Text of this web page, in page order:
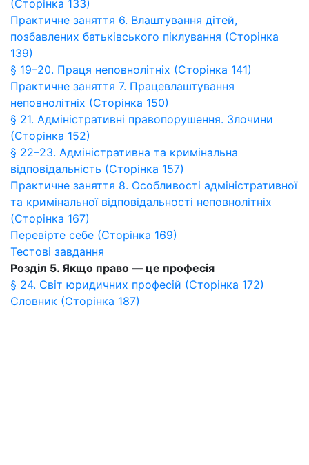
(Сторінка 133)
Практичне заняття 6. Влаштування дітей,
позбавлених батьківського піклування (Сторінка
139)
§ 19–20. Праця неповнолітніх (Сторінка 141)
Практичне заняття 7. Працевлаштування
неповнолітніх (Сторінка 150)
§ 21. Адміністративні правопорушення. Злочини
(Сторінка 152)
§ 22–23. Адміністративна та кримінальна
відповідальність (Сторінка 157)
Практичне заняття 8. Особливості адміністративної
та кримінальної відповідальності неповнолітніх
(Сторінка 167)
Перевірте себе (Сторінка 169)
Тестові завдання
Розділ 5. Якщо право — це професія
§ 24. Світ юридичних професій (Сторінка 172)
Словник (Сторінка 187)